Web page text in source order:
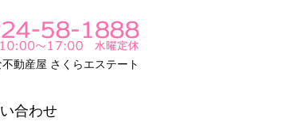
動産屋 さくらエステート
合わせ